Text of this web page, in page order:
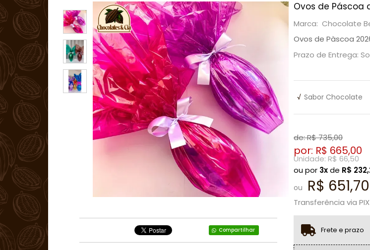
Compartilhar
Ovos de Páscoa
Marca: Chocolate
Ovos de Pàscoa
Prazo de Entrega:
√ Sabor Chocolate
de: R$735,00
por: R$ 665,00
Unidade: R$ 66,50
ou por 3xde R$
ou R$ 651,70
Transferência via PIX
Frete e prazo